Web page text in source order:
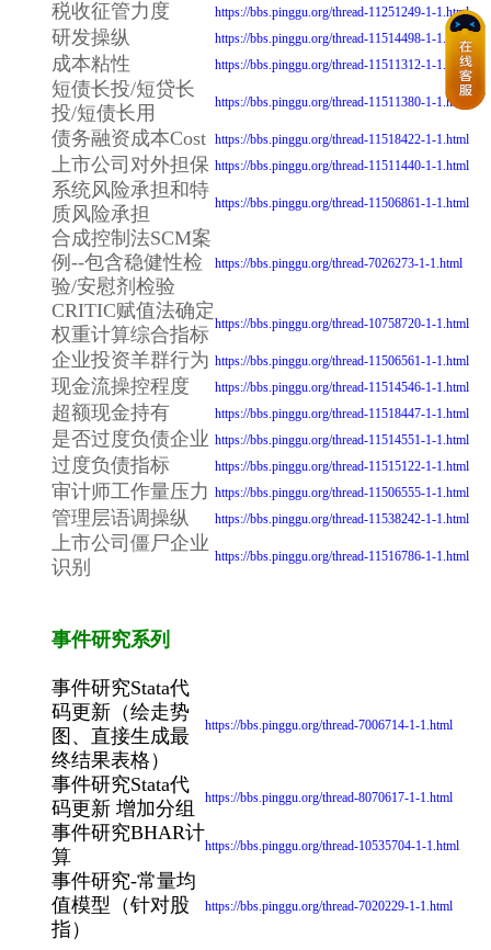
税收征管力度 https://bbs.pinggu.org/thread-11251249-1-1.html
研发操纵 https://bbs.pinggu.org/thread-11514498-1-1.html
成本粘性 https://bbs.pinggu.org/thread-11511312-1-1.html
短债长投/短贷长
投/短债长用
https://bbs.pinggu.org/thread-11511380-1-1.html
债务融资成本Cost https://bbs.pinggu.org/thread-11518422-1-1.html
上市公司对外担保 https://bbs.pinggu.org/thread-11511440-1-1.html
系统风险承担和特
质风险承担
https://bbs.pinggu.org/thread-11506861-1-1.html
合成控制法SCM案
例--包含稳健性检
验/安慰剂检验
https://bbs.pinggu.org/thread-7026273-1-1.html
CRITIC赋值法确定
权重计算综合指标 https://bbs.pinggu.org/thread-10758720-1-1.html
企业投资羊群行为 https://bbs.pinggu.org/thread-11506561-1-1.html
现金流操控程度 https://bbs.pinggu.org/thread-11514546-1-1.html
超额现金持有 https://bbs.pinggu.org/thread-11518447-1-1.html
是否过度负债企业 https://bbs.pinggu.org/thread-11514551-1-1.html
过度负债指标 https://bbs.pinggu.org/thread-11515122-1-1.html
审计师工作量压力 https://bbs.pinggu.org/thread-11506555-1-1.html
管理层语调操纵 https://bbs.pinggu.org/thread-11538242-1-1.html
上市公司僵尸企业
识别
https://bbs.pinggu.org/thread-11516786-1-1.html
事件研究系列
事件研究Stata代
码更新（绘走势
图、直接生成最
终结果表格）
https://bbs.pinggu.org/thread-7006714-1-1.html
事件研究Stata代
码更新 增加分组
https://bbs.pinggu.org/thread-8070617-1-1.html
事件研究BHAR计
算
https://bbs.pinggu.org/thread-10535704-1-1.html
事件研究-常量均
值模型（针对股
指）
https://bbs.pinggu.org/thread-7020229-1-1.html